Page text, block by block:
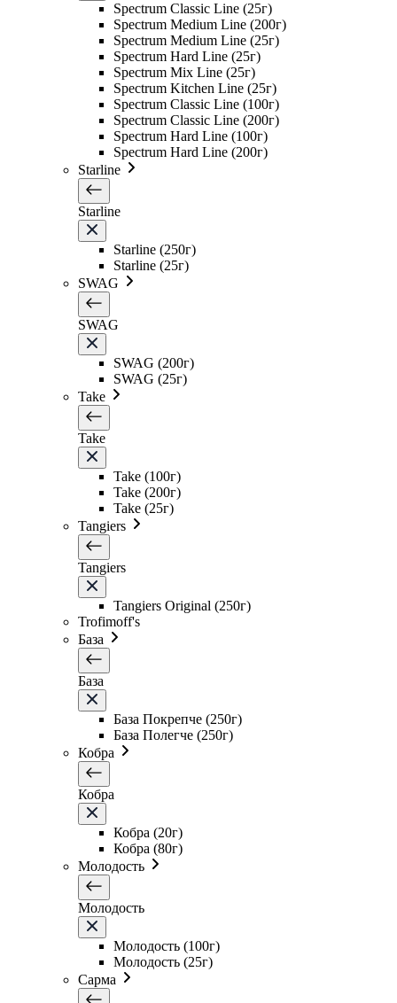
Spectrum Classic Line (25г)
Spectrum Medium Line (200г)
Spectrum Medium Line (25г)
Spectrum Hard Line (25г)
Spectrum Mix Line (25г)
Spectrum Kitchen Line (25г)
Spectrum Classic Line (100г)
Spectrum Classic Line (200г)
Spectrum Hard Line (100г)
Spectrum Hard Line (200г)
Starline
Starline
Starline (250г)
Starline (25г)
SWAG
SWAG
SWAG (200г)
SWAG (25г)
Take
Take
Take (100г)
Take (200г)
Take (25г)
Tangiers
Tangiers
Tangiers Original (250г)
Trofimoff's
База
База
База Покрепче (250г)
База Полегче (250г)
Кобра
Кобра
Кобра (20г)
Кобра (80г)
Молодость
Молодость
Молодость (100г)
Молодость (25г)
Сарма